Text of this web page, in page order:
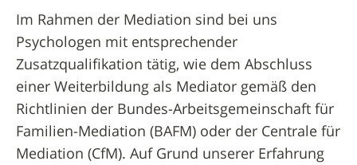
Im Rahmen der Mediation sind bei uns
Psychologen mit entsprechender
Zusatzqualifikation tätig, wie dem Abschluss
einer Weiterbildung als Mediator gemäß den
Richtlinien der Bundes-Arbeitsgemeinschaft für
Familien-Mediation (BAFM) oder der Centrale für
Mediation (CfM). Auf Grund unserer Erfahrung